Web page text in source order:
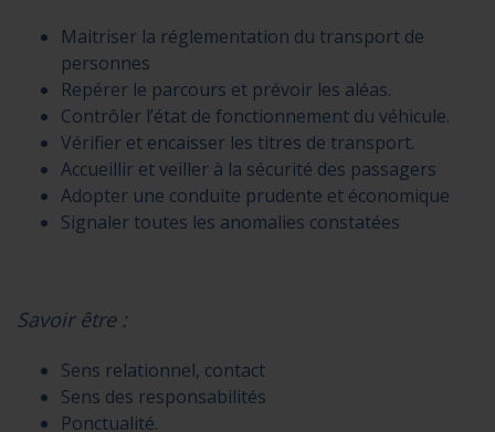
Maitriser la réglementation du transport de
personnes
Repérer le parcours et prévoir les aléas.
Contrôler l’état de fonctionnement du véhicule.
Vérifier et encaisser les titres de transport.
Accueillir et veiller à la sécurité des passagers
Adopter une conduite prudente et économique
Signaler toutes les anomalies constatées
Savoir être :
Sens relationnel, contact
Sens des responsabilités
Ponctualité.